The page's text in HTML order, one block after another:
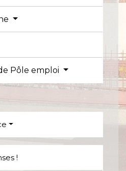
Pôle emploi
!